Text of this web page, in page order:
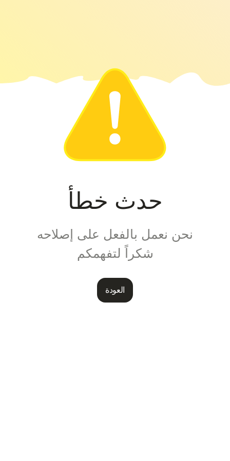
حدث خطأ
نحن نعمل بالفعل على إصلاحه
شكراً لتفهمكم
العودة